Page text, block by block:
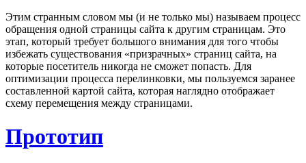
Этим странным словом мы (и не только мы) называем процесс
обращения одной страницы сайта к другим страницам. Это
этап, который требует большого внимания для того чтобы
избежать существования «призрачных» страниц сайта, на
которые посетитель никогда не сможет попасть. Для
оптимизации процесса перелинковки, мы пользуемся заранее
составленной картой сайта, которая наглядно отображает
схему перемещения между страницами.
Прототип